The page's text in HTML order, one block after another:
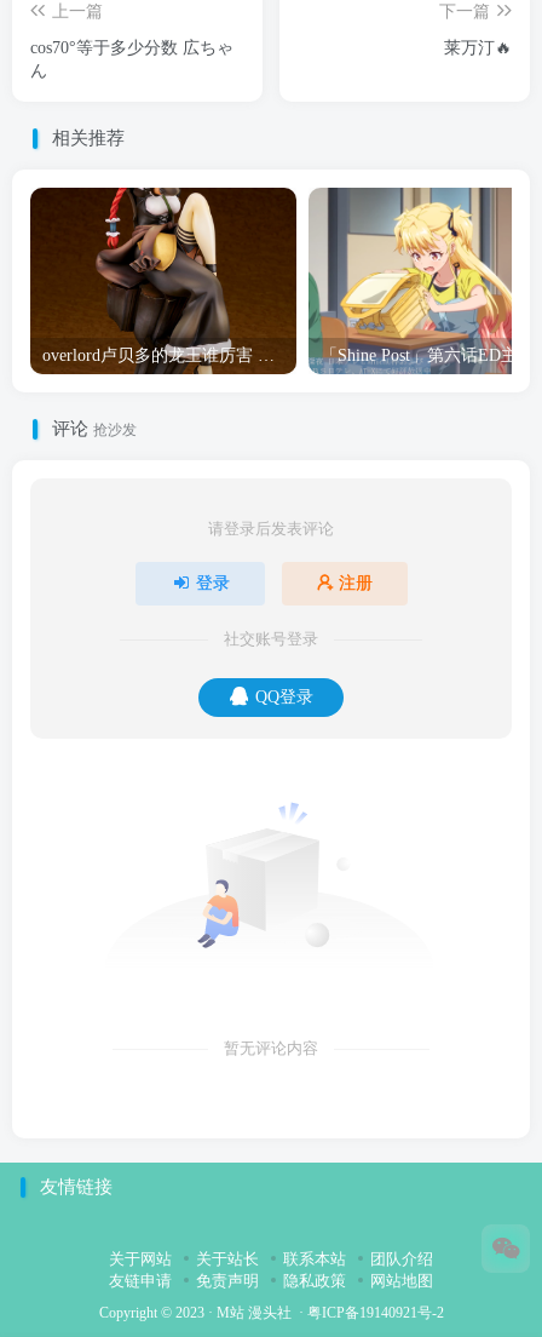
上一篇
cos70°等于多少分数 広ちゃ
ん
下一篇
莱万汀🔥
相关推荐
评论 抢沙发
请登录后发表评论
登录 注册
社交账号登录
QQ登录
暂无评论内容
友情链接
关于网站 关于站长 联系本站
团队介绍
友链申请
免责声明 隐私政策 网站地图
Copyright © 2023 · M站 漫头社 · 粤ICP备19140921号-2